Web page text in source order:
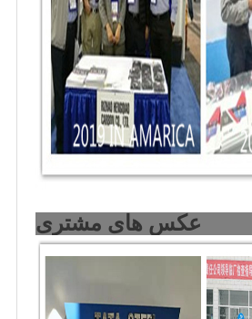
عکس های مشتری